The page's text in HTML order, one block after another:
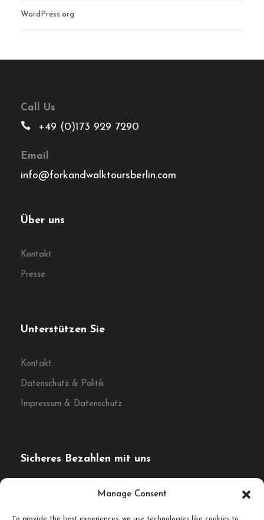
Manage Consent
WordPress.org
Call Us
+49 (0)173 929 7290
Email
info@forkandwalktoursberlin.com
Über uns
Kontakt
Presse
Unterstützen Sie
Kontakt
Datenschutz & Politik
Impressum & Datenschutz
Sicheres Bezahlen mit uns
Die Zahlung wird verschlüsselt und sicher mit einem SSL-